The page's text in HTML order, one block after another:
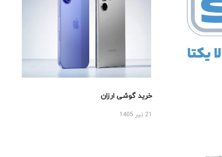
خرید گوشی ارزان